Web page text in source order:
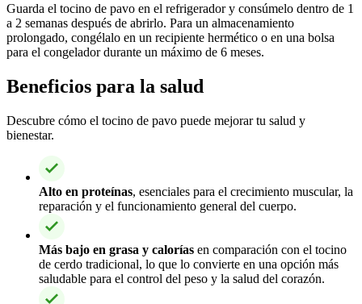
Guarda el tocino de pavo en el refrigerador y consúmelo dentro de 1
a 2 semanas después de abrirlo. Para un almacenamiento
prolongado, congélalo en un recipiente hermético o en una bolsa
para el congelador durante un máximo de 6 meses.
Beneficios para la salud
Descubre cómo el tocino de pavo puede mejorar tu salud y
bienestar.
Alto en proteínas, esenciales para el crecimiento muscular, la
reparación y el funcionamiento general del cuerpo.
Más bajo en grasa y calorías en comparación con el tocino
de cerdo tradicional, lo que lo convierte en una opción más
saludable para el control del peso y la salud del corazón.